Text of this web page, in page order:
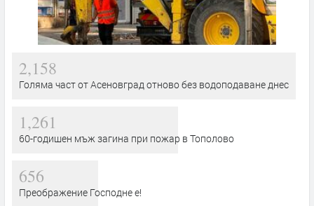
2,158
Голяма част от Асеновград отново без водоподаване днес
1,261
60-годишен мъж загина при пожар в Тополово
656
Преображение Господне е!